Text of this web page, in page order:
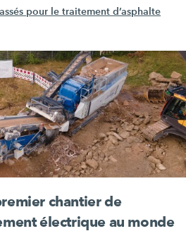
pour le traitement d’asphalte
chantier de
électrique au monde